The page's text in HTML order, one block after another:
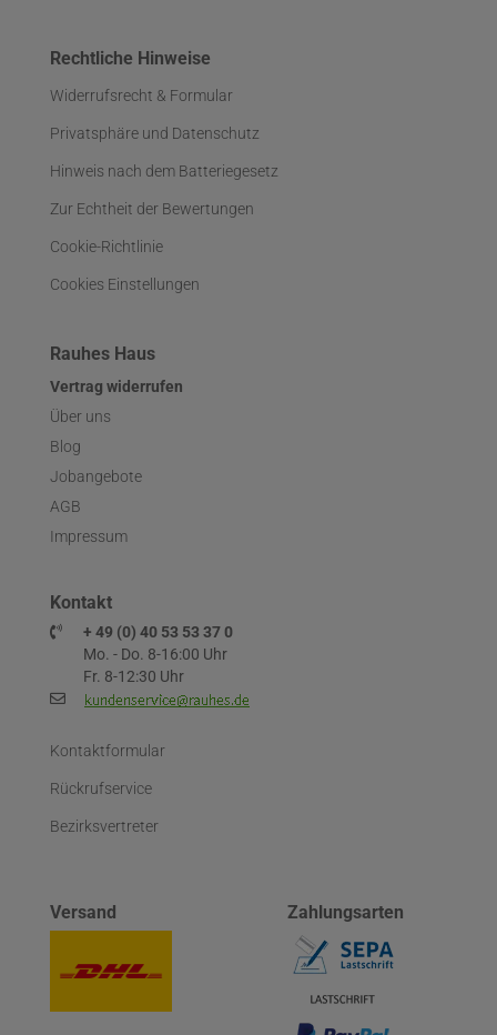
Rechtliche Hinweise
Widerrufsrecht & Formular
Privatsphäre und Datenschutz
Hinweis nach dem Batteriegesetz
Zur Echtheit der Bewertungen
Cookie-Richtlinie
Cookies Einstellungen
Rauhes Haus
Vertrag widerrufen
Über uns
Blog
Jobangebote
AGB
Impressum
Kontakt
+ 49 (0) 40 53 53 37 0
Mo. - Do. 8-16:00 Uhr
Fr. 8-12:30 Uhr
Kontaktformular
Rückrufservice
Bezirksvertreter
Versand Zahlungsarten